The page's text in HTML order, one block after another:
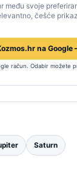
među svoje
češće
na Google
račun. Odabir možete
Saturn